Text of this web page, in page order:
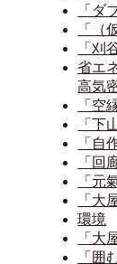
「ダ
「（
「刈
省エ
高気
「空
「下
「自
「回
「元
「大
環境
「大
「囲